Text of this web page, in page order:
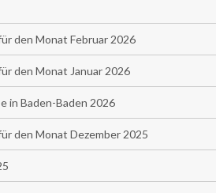
den Monat Februar 2026
den Monat Januar 2026
in Baden-Baden 2026
den Monat Dezember 2025